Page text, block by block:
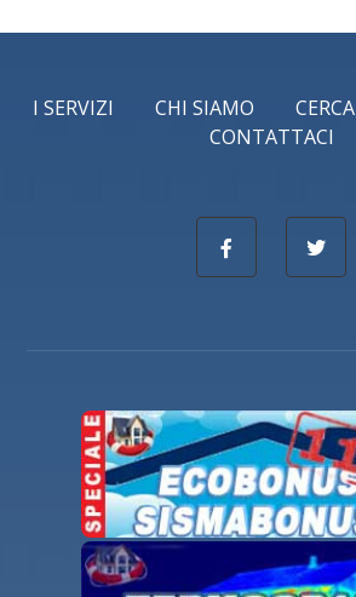
I SERVIZI CHI SIAMO CERCA
CONTATTACI